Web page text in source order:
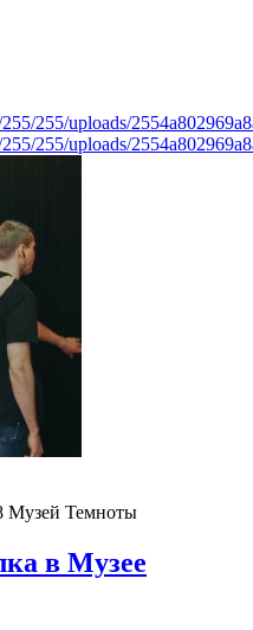
255/uploads/
255/uploads/
Музей Темноты
в Музее